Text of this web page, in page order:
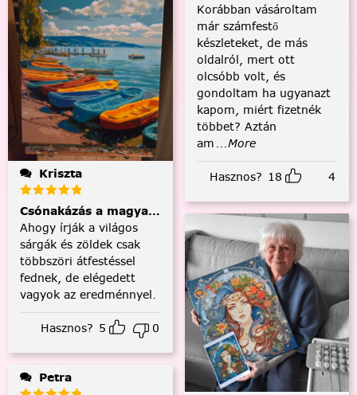
Kriszta
Csónakázás a magyar tengeren
Ahogy írják a világos
sárgák és zöldek csak
többszöri átfestéssel
fednek, de elégedett
vagyok az eredménnyel.
Hasznos? 5 0
Petra
Korábban vásároltam
már számfestő
készleteket, de más
oldalról, mert ott
olcsóbb volt, és
gondoltam ha ugyanazt
kapom, miért fizetnék
többet? Aztán
am ...More
Hasznos? 18 4